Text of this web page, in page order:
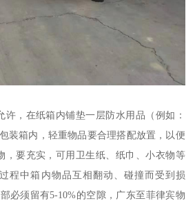
许，在纸箱内铺垫一层防水用品（例如：
装箱内，轻重物品要合理搭配放置，以便
，要充实，可用卫生纸、纸巾、小衣物等
程中箱内物品互相翻动、碰撞而受到损
必须留有5-10%的空隙，广东至菲律宾物